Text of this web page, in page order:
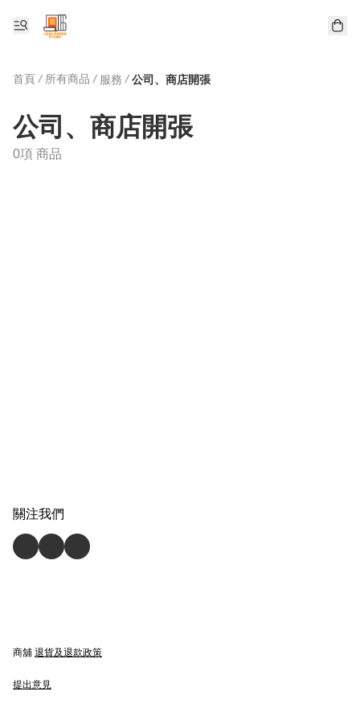
首頁 / 所有商品 / 服務 / 公司、商店開張
公司、商店開張
0項 商品
關注我們
商舖 退貨及退款政策
提出意見